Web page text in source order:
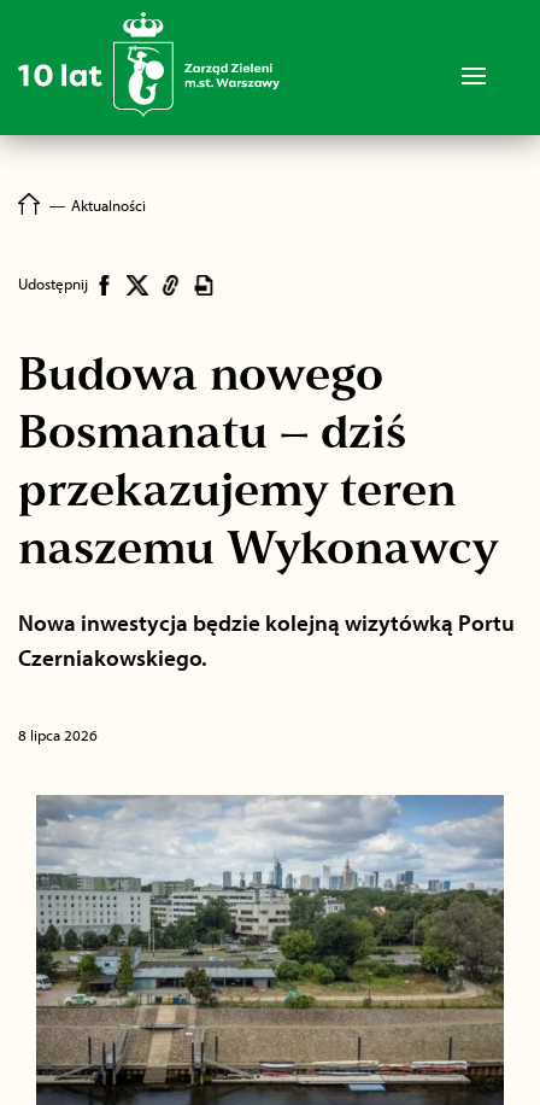
― Aktualności
Udostępnij
Budowa nowego
Bosmanatu – dziś
przekazujemy teren
naszemu Wykonawcy
Nowa inwestycja będzie kolejną wizytówką Portu
Czerniakowskiego.
8 lipca 2026